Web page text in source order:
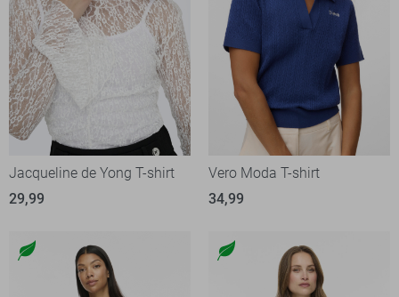
Jacqueline de Yong T-shirt
29,99
Vero Moda T-shirt
34,99